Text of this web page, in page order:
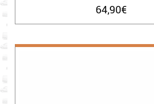
64,90€